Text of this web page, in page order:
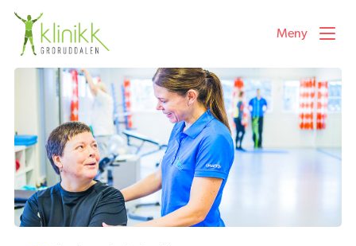
Våre behandlinger
Velg ønsket behandling i listen under
Fysioterapeut
Manuellterapeut
Meny